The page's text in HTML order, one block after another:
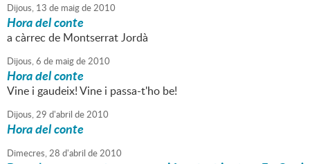
Dijous, 13 de maigde2010
Hora del conte
a càrrec de Montserrat Jordà
Dijous,6 de maigde2010
Hora del conte
Vine i gaudeix! Vine i passa-t'ho be!
Dijous,29 d'abril de2010
Hora del conte
Dimecres,28 d'abril de2010